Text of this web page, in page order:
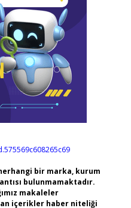
bir marka, kurum
bulunmamaktadır.
makaleler
içerikler haber niteliği